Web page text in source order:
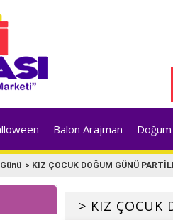
Balon Arajman
> KIZ ÇOCUK DOĞUM GÜNÜ
> KIZ ÇOCUK